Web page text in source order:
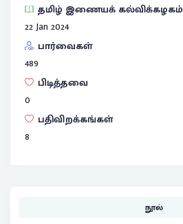
தமிழ் இணையக் கல்விக்கழகம்
22 Jan 2024
பார்வைகள்
489
பிடித்தவை
0
பதிவிறக்கங்கள்
8
நூல்